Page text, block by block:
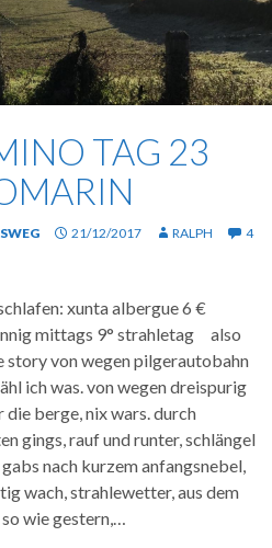
TAG 23
21/12/2017 RALPH
4
xunta albergue 6 €
mittags 9° strahletag also
story von wegen pilgerautobahn
ich was. von wegen dreispurig
berge, nix wars. durch
gings, rauf und runter, schlängel
nach kurzem anfangsnebel,
wach, strahlewetter, aus dem
wie gestern,…